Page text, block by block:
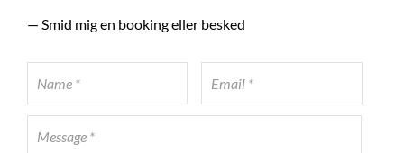
— Smid mig en booking eller besked